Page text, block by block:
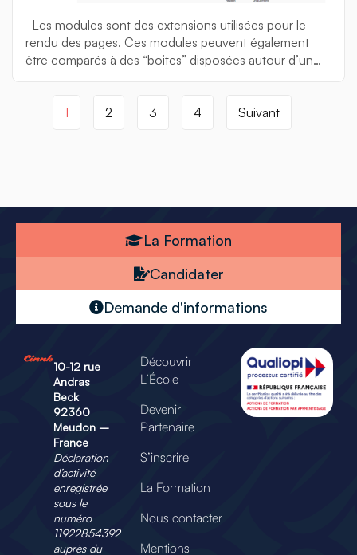
Les modules sont des extensions utilisées pour le
rendu des pages. Ces modules peuvent également
être comparés à des “boites” disposées autour d’un
des modules. Il est possible d’afficher de nombreuses
1 2 3 4 Suivant
La Formation
Candidater
Demande d'informations
10-12 rue
Andras
Beck
92360
Meudon –
France
Déclaration
d’activité
enregistrée
sous le
numéro
11922854392
auprès du
Découvrir
L’École
Devenir
Partenaire
S’inscrire
La Formation
Nous contacter
Mentions